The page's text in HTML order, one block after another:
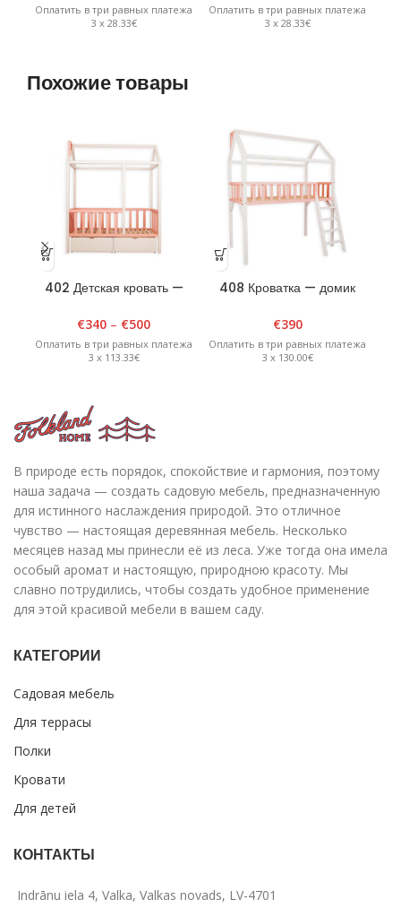
съемной крышкой —
белый/графит
Оплатить в три равных платежа
3 x 28.33€
съемной крышкой —
коричневая/желтая
Оплатить в три равных платежа
3 x 28.33€
Похожие товары
402 Детская кровать —
H185см Белая/Розовая
€340 – €500
Оплатить в три равных платежа
3 x 113.33€
408 Кроватка — домик
H210см Белая/Розовая
€390
Оплатить в три равных платежа
3 x 130.00€
В природе есть порядок, спокойствие и гармония, поэтому
наша задача — создать садовую мебель, предназначенную
для истинного наслаждения природой. Это отличное
чувство — настоящая деревянная мебель. Несколько
месяцев назад мы принесли её из леса. Уже тогда она имела
особый аромат и настоящую, природною красоту. Мы
славно потрудились, чтобы создать удобное применение
для этой красивой мебели в вашем саду.
КАТЕГОРИИ
Садовая мебель
Для террасы
Полки
Кровати
Для детей
КОНТАКТЫ
Indrānu iela 4, Valka, Valkas novads, LV-4701